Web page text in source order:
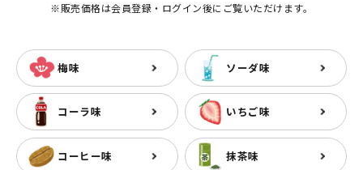
※販売価格は会員登録・ログイン後にご覧いただけます。
梅味 ソーダ味
コーラ味 いちご味
コーヒー味 抹茶味